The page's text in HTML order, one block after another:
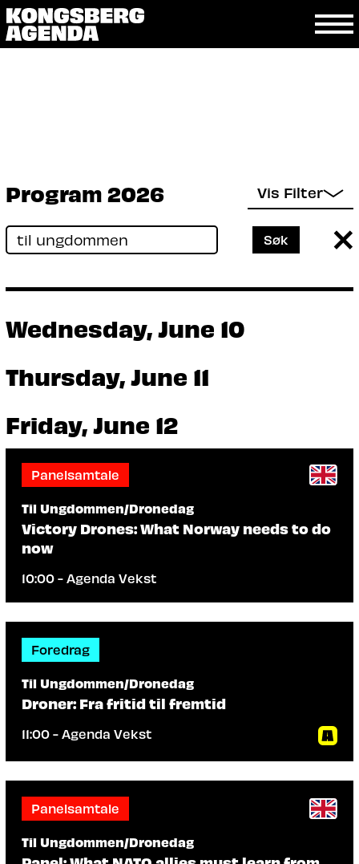
Program 2026 Vis Filter
Wednesday, June 10
Thursday, June 11
Friday, June 12
Panelsamtale
Til Ungdommen/Dronedag
Victory Drones: What Norway needs to do
now
10:00 - Agenda Vekst
Foredrag
Til Ungdommen/Dronedag
Droner: Fra fritid til fremtid
11:00 - Agenda Vekst
Panelsamtale
Til Ungdommen/Dronedag